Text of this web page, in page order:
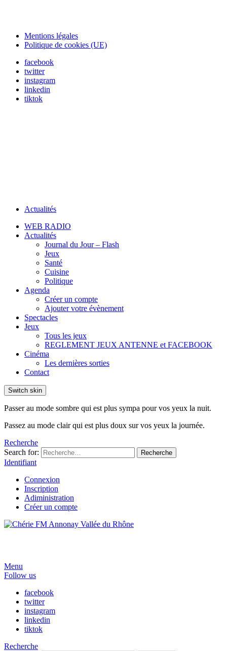
Mentions légales
Politique de cookies (UE)
facebook
twitter
instagram
linkedin
tiktok
Actualités
WEB RADIO
Actualités
Journal du Jour – Flash
Jeux
Santé
Cuisine
Politique
Agenda
Créer un compte
Ajouter votre évènement
Spectacles
Jeux
Tous les jeux
REGLEMENT JEUX ANTENNE et FACEBOOK
Cinéma
Les dernières sorties
Contact
Switch skin
Passer au mode sombre qui est plus sympa pour vos yeux la nuit.
Passez au mode clair qui est plus doux sur vos yeux la journée.
Recherche
Search for:
Recherche
Identifiant
Connexion
Inscription
Adiministration
Créer un compte
Menu
Follow us
facebook
twitter
instagram
linkedin
tiktok
Recherche